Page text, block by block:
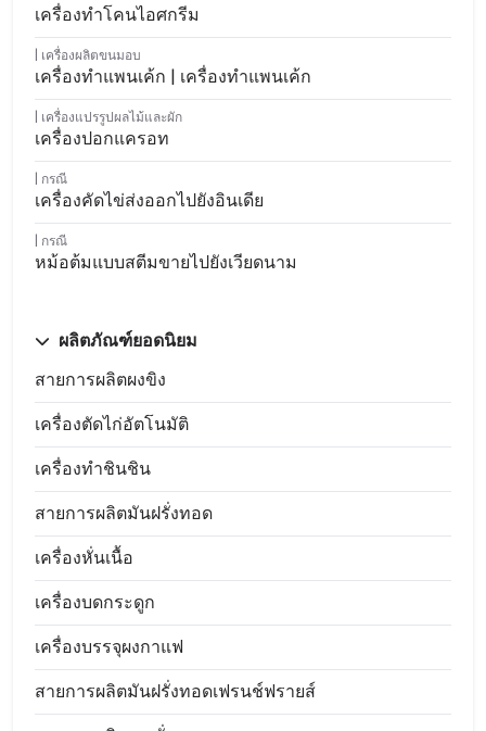
เครื่องทำโคนไอศกรีม
เครื่องผลิตขนมอบ
เครื่องทำแพนเค้ก | เครื่องทำแพนเค้ก
เครื่องแปรรูปผลไม้และผัก
เครื่องปอกแครอท
กรณี
เครื่องคัดไข่ส่งออกไปยังอินเดีย
กรณี
หม้อต้มแบบสตีมขายไปยังเวียดนาม
ผลิตภัณฑ์ยอดนิยม
สายการผลิตผงขิง
เครื่องตัดไก่อัตโนมัติ
เครื่องทำชินชิน
สายการผลิตมันฝรั่งทอด
เครื่องหั่นเนื้อ
เครื่องบดกระดูก
เครื่องบรรจุผงกาแฟ
สายการผลิตมันฝรั่งทอดเฟรนช์ฟรายส์